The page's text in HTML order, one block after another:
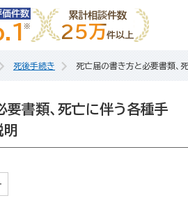
価件数 累計相談件数
25万件以上
死後手続き 死亡届の書き方と必要書類、
書類、死亡に伴う各種手